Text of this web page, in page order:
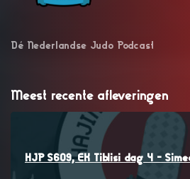
Dé Nederlandse Judo Podcast
Meest recente afleveringen
HJP S609, EK Tiblisi dag 4 –